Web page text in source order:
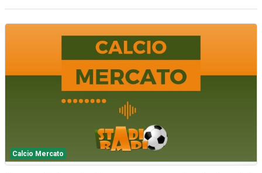
Calcio Mercato